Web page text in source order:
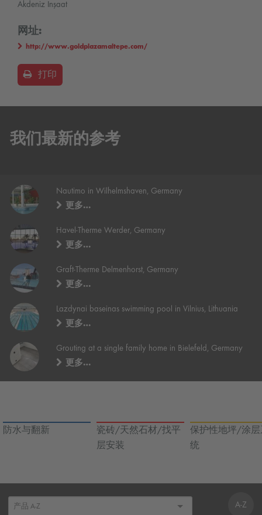
Akdeniz Inşaat
网址:
http://www.goldplazamaltepe.com/
打印
我们最新的参考
Nautimo in Wilhelmshaven, Germany
更多…
Havel-Therme Werder, Germany
更多…
Graft-Therme Delmenhorst, Germany
更多…
Lazdynai baseinas swimming pool in Vilnius, Lithuania
更多…
Grouting at a single family home in Bielefeld, Germany
更多…
防水与翻新
瓷砖/天然石材/找平
层安装
保护性地坪/涂层
统
A-Z